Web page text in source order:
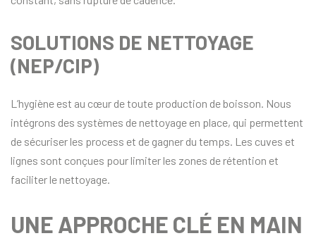
SOLUTIONS DE NETTOYAGE
(NEP/CIP)
L’hygiène est au cœur de toute production de boisson. Nous
intégrons des systèmes de nettoyage en place, qui permettent
de sécuriser les process et de gagner du temps. Les cuves et
lignes sont conçues pour limiter les zones de rétention et
faciliter le nettoyage.
UNE APPROCHE CLÉ EN MAIN